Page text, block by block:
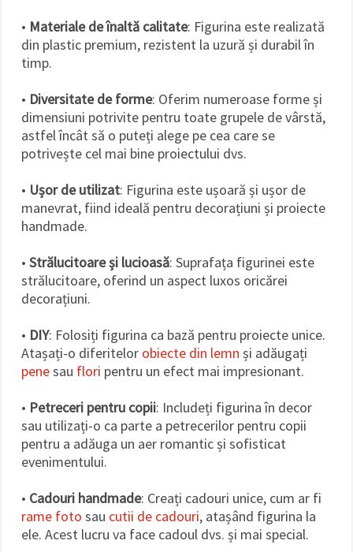
• Materiale de înaltă calitate: Figurina este realizată
din plastic premium, rezistent la uzură și durabil în
timp.
• Diversitate de forme: Oferim numeroase forme și
dimensiuni potrivite pentru toate grupele de vârstă,
astfel încât să o puteți alege pe cea care se
potrivește cel mai bine proiectului dvs.
• Ușor de utilizat: Figurina este ușoară și ușor de
manevrat, fiind ideală pentru decorațiuni și proiecte
handmade.
• Strălucitoare și lucioasă: Suprafața figurinei este
strălucitoare, oferind un aspect luxos oricărei
decorațiuni.
• DIY: Folosiți figurina ca bază pentru proiecte unice.
Atașați-o diferitelor obiecte din lemn și adăugați
penesau flori pentru un efect mai impresionant.
• Petreceri pentru copii: Includeți figurina în decor
sau utilizați-o ca parte a petrecerilor pentru copii
pentru a adăuga un aer romantic și sofisticat
evenimentului.
• Cadouri handmade: Creați cadouri unice, cum ar fi
rame foto sau cutii de cadouri, atașând figurina la
ele. Acest lucru va face cadoul dvs. și mai special.